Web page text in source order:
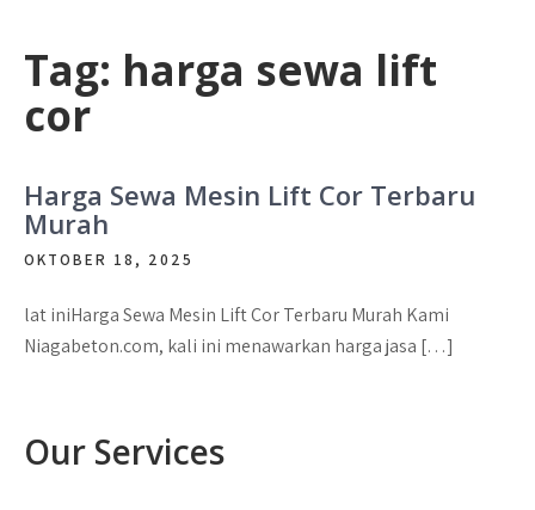
Tag: harga sewa lift
cor
Harga Sewa Mesin Lift Cor Terbaru
Murah
OKTOBER 18, 2025
lat iniHarga Sewa Mesin Lift Cor Terbaru Murah Kami
Niagabeton.com, kali ini menawarkan harga jasa […]
Our Services